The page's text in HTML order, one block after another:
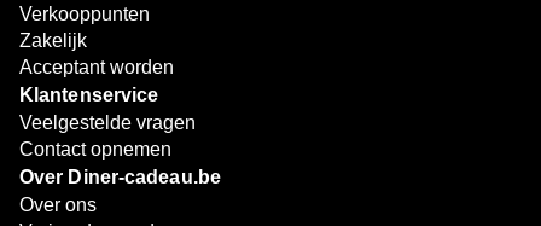
Verkooppunten
Zakelijk
Acceptant worden
Klantenservice
Veelgestelde vragen
Contact opnemen
Over Diner-cadeau.be
Over ons